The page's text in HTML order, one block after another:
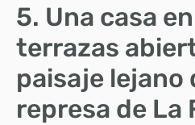
5. Una casa
terrazas
paisaje lejano
represa de La